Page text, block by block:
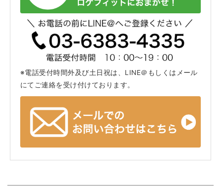
※電話受付時間外及び土日祝は、LINE＠もしくはメール
にてご連絡を受け付けております。